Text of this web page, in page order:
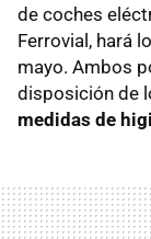
de coches
Ferrovial, hará
mayo. Ambos
disposición de
medidas de